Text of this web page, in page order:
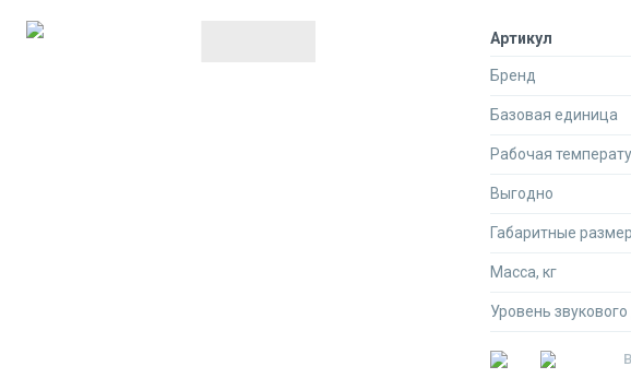
Артикул
Бренд
Базовая единица
Рабочая
Выгодно
Габаритные
Масса, кг
Уровень